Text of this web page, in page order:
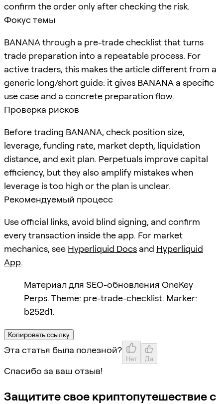
confirm the order only after checking the risk.
Фокус темы
BANANA through a pre-trade checklist that turns
trade preparation into a repeatable process. For
active traders, this makes the article different from a
generic long/short guide: it gives BANANA a specific
use case and a concrete preparation flow.
Проверка рисков
Before trading BANANA, check position size,
leverage, funding rate, market depth, liquidation
distance, and exit plan. Perpetuals improve capital
efficiency, but they also amplify mistakes when
leverage is too high or the plan is unclear.
Рекомендуемый процесс
Use official links, avoid blind signing, and confirm
every transaction inside the app. For market
mechanics, see Hyperliquid Docs and Hyperliquid
App.
Материал для SEO-обновления OneKey
Perps. Theme: pre-trade-checklist. Marker:
b252d1.
Копировать ссылку
Эта статья была полезной?
Нет Да
Спасибо за ваш отзыв!
Защитите свое криптопутешествие с